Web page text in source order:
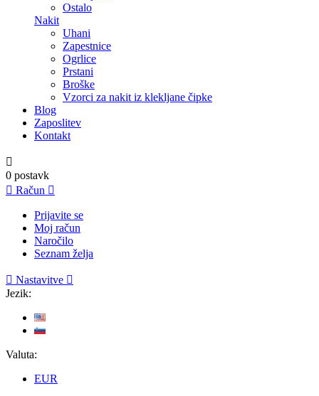
Ostalo
Nakit
Uhani
Zapestnice
Ogrlice
Prstani
Broške
Vzorci za nakit iz klekljane čipke
Blog
Zaposlitev
Kontakt

0 postavk
 Račun 
Prijavite se
Moj račun
Naročilo
Seznam želja
 Nastavitve 
Jezik:
Valuta:
EUR